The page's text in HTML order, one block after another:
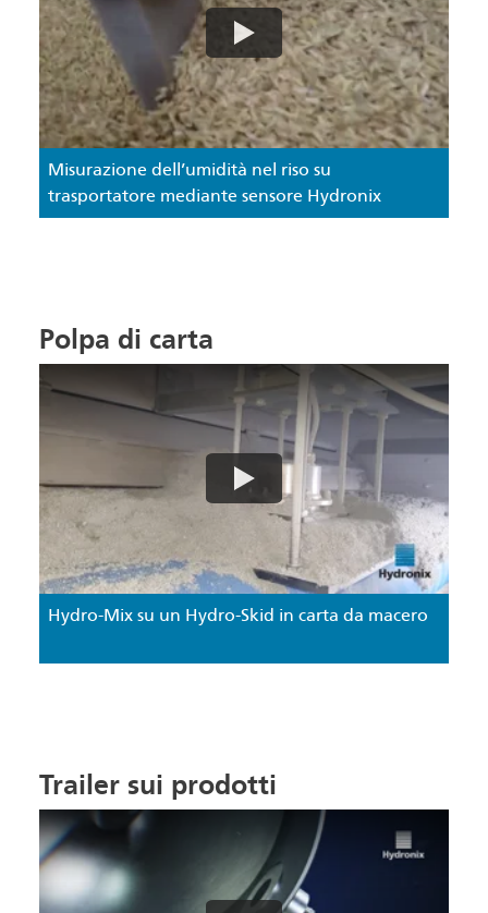
Misurazione dell’umidità nel riso su
trasportatore mediante sensore Hydronix
Polpa di carta
Hydro-Mix su un Hydro-Skid in carta da macero
Trailer sui prodotti